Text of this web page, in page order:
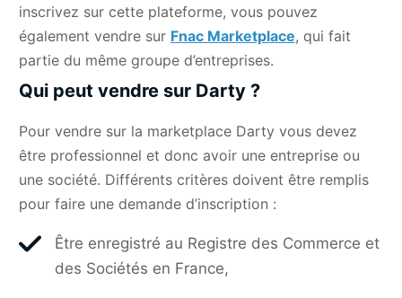
inscrivez sur cette plateforme, vous pouvez
également vendre sur Fnac Marketplace, qui fait
partie du même groupe d’entreprises.
Qui peut vendre sur Darty ?
Pour vendre sur la marketplace Darty vous devez
être professionnel et donc avoir une entreprise ou
une société. Différents critères doivent être remplis
pour faire une demande d’inscription :
Être enregistré au Registre des Commerce et
des Sociétés en France,